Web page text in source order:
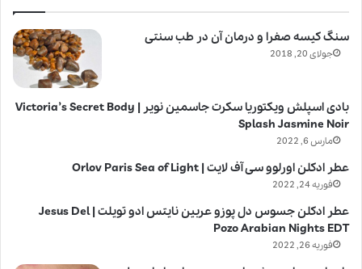
سنگ کیسه صفرا و درمان آن در طب سنتی
جولای 20, 2018
بادی اسپلش ویکتوریا سکرت جاسمین نویر | Victoria’s Secret Body
Splash Jasmine Noir
مارس 6, 2022
عطر ادکلن اورلوو سی آف لایت | Orlov Paris Sea of Light
فوریه 24, 2022
عطر ادکلن جسوس دل پوزو عربین نایتس ادو تویلت | Jesus Del
Pozo Arabian Nights EDT
فوریه 26, 2022